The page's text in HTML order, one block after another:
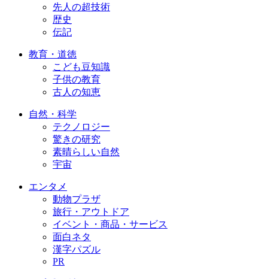
先人の超技術
歴史
伝記
教育・道徳
こども豆知識
子供の教育
古人の知恵
自然・科学
テクノロジー
驚きの研究
素晴らしい自然
宇宙
エンタメ
動物プラザ
旅行・アウトドア
イベント・商品・サービス
面白ネタ
漢字パズル
PR